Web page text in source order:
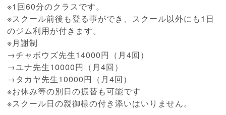
※1回60分のクラスです。
※スクール前後も登る事ができ、スクール以外にも1日
のジム利用が付きます。
※月謝制
→チャボウズ先生14000円（月4回）
→ユナ先生10000円（月4回）
→タカヤ先生10000円（月4回）
※お休み等の別日の振替も可能です
※スクール日の親御様の付き添いはいりません。